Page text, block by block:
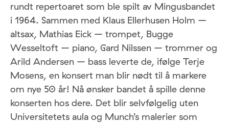
rundt repertoaret som ble spilt av Mingusbandet
i 1964. Sammen med Klaus Ellerhusen Holm –
altsax, Mathias Eick – trompet, Bugge
Wesseltoft – piano, Gard Nilssen – trommer og
Arild Andersen – bass leverte de, ifølge Terje
Mosens, en konsert man blir nødt til å markere
om nye 50 år! Nå ønsker bandet å spille denne
konserten hos dere. Det blir selvfølgelig uten
Universitetets aula og Munch’s malerier som